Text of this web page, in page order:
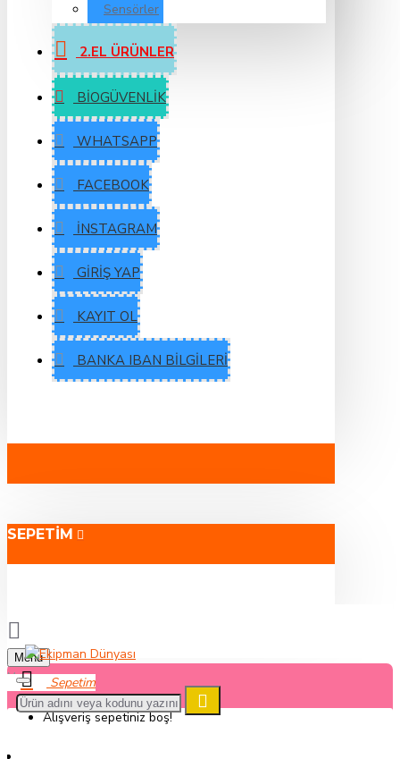
Sensörler
2.EL ÜRÜNLER
BIOGÜVENLIK
WHATSAPP
FACEBOOK
İNSTAGRAM
GIRIŞ YAP
KAYIT OL
BANKA IBAN BILGILERI
SEPETIM
Menu
Alışveriş sepetiniz boş!